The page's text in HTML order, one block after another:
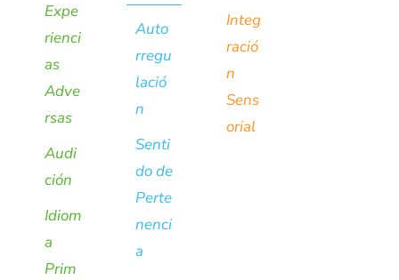
Expe
rienci
as
Adve
rsas
Audi
ción
Idiom
a
Prim
Auto
rregu
lació
n
Senti
do de
Perte
nenci
a
Integ
ració
n
Sens
orial